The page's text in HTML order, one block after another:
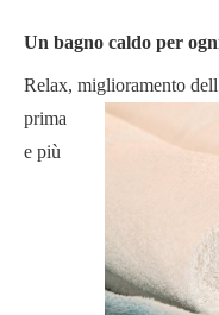
Un bagno caldo per
Relax, miglioramento
prima
e più